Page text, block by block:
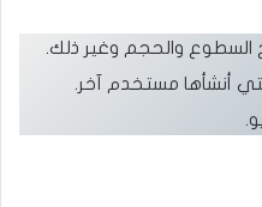
والحجم وغير ذلك.
أنشأها مستخدم آخر.